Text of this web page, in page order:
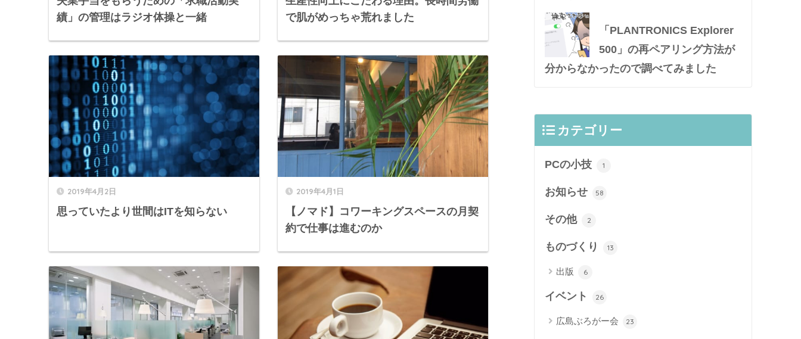
績」の管理はラジオ体操と一緒
で肌がめっちゃ荒れました
2019年4月2日
思っていたより世間はITを知らない
2019年4月1日
【ノマド】コワーキングスペースの月契
約で仕事は進むのか
「PLANTRONICS Explorer
500」の再ペアリング方法が
分からなかったので調べてみました
カテゴリー
PCの小技 1
お知らせ 58
その他 2
ものづくり 13
出版 6
イベント 26
広島ぶろがー会 23